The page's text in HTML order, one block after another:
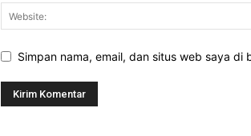
Simpan nama, email, dan situs web saya